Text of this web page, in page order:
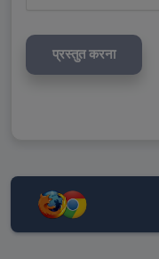
प्रस्तुत करना